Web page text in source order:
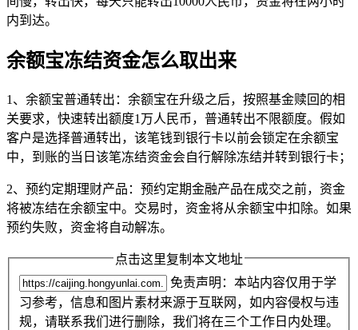
内到达。
余额宝冻结资金怎么取出来
1、余额宝普通转出：余额宝在升级之后，按照基金赎回的相
关要求，快速转出额度1万人民币，普通转出不限额度。假如
客户是选择普通转出，该笔钱到银行卡以前会锁定在余额宝
中，到账的当日该笔冻结资金会自行解除冻结并转到银行卡；
2、预约定期理财产品：预约定期金融产品在成交之前，资金
将被冻结在余额宝中。交易时，资金将从余额宝中扣除。如果
预约失败，资金将自动解冻。
点击这里复制本文地址
免责声明：本站内容仅用于学
习参考，信息和图片素材来源于互联网，如内容侵权与违
规，请联系我们进行删除，我们将在三个工作日内处理。